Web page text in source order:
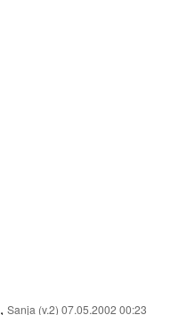
, Sanja (v.2) 07.05.2002 00:23